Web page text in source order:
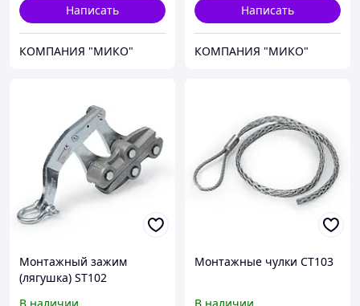
Написать
КОМПАНИЯ "МИКО"
Написать
КОМПАНИЯ "МИКО"
Монтажный зажим
(лягушка) ST102
Монтажные чулки СТ103